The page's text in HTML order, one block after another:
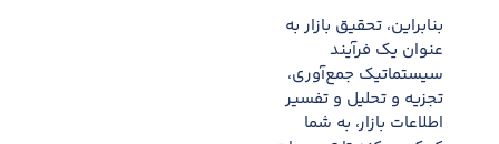
بنابراین، تحقیق بازار به
عنوان یک فرآیند
سیستماتیک جمع‌آوری،
تجزیه و تحلیل و تفسیر
اطلاعات بازار، به شما